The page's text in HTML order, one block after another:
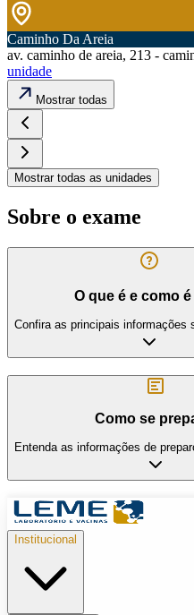
Caminho Da Areia
av. caminho de areia, 213 -
unidade
Mostrar todas
Mostrar todas as unidades
Sobre o exame
O que é e como
Confira as principais informações
Como se
Entenda as informações de
Institucional